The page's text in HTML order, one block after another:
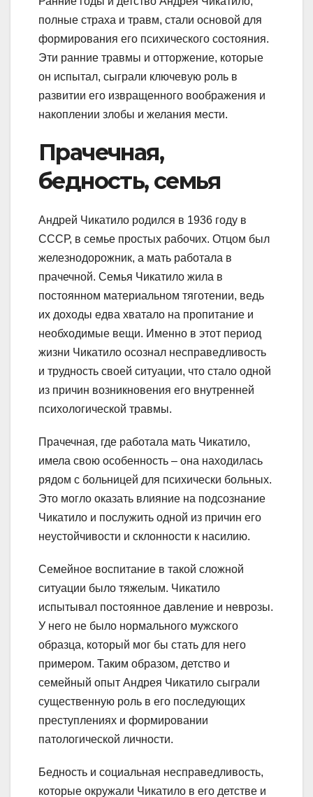
полные страха и травм, стали основой для
формирования его психического состояния.
Эти ранние травмы и отторжение, которые
он испытал, сыграли ключевую роль в
развитии его извращенного воображения и
накоплении злобы и желания мести.
Прачечная,
бедность, семья
Андрей Чикатило родился в 1936 году в
СССР, в семье простых рабочих. Отцом был
железнодорожник, а мать работала в
прачечной. Семья Чикатило жила в
постоянном материальном тяготении, ведь
их доходы едва хватало на пропитание и
необходимые вещи. Именно в этот период
жизни Чикатило осознал несправедливость
и трудность своей ситуации, что стало одной
из причин возникновения его внутренней
психологической травмы.
Прачечная, где работала мать Чикатило,
имела свою особенность – она находилась
рядом с больницей для психически больных.
Это могло оказать влияние на подсознание
Чикатило и послужить одной из причин его
неустойчивости и склонности к насилию.
Семейное воспитание в такой сложной
ситуации было тяжелым. Чикатило
испытывал постоянное давление и неврозы.
У него не было нормального мужского
образца, который мог бы стать для него
примером. Таким образом, детство и
семейный опыт Андрея Чикатило сыграли
существенную роль в его последующих
преступлениях и формировании
патологической личности.
Бедность и социальная несправедливость,
которые окружали Чикатило в его детстве и